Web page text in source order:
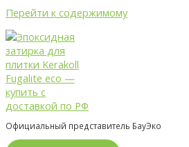
Перейти к содержимому
Официальный представитель БауЭко